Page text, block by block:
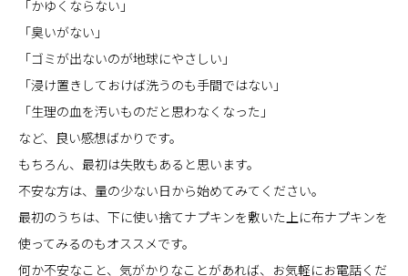
「かゆくならない」
「臭いがない」
「ゴミが出ないのが地球にやさしい」
「浸け置きしておけば洗うのも手間ではない」
「生理の血を汚いものだと思わなくなった」
など、良い感想ばかりです。
もちろん、最初は失敗もあると思います。
不安な方は、量の少ない日から始めてみてください。
最初のうちは、下に使い捨てナプキンを敷いた上に布ナプキンを
使ってみるのもオススメです。
何か不安なこと、気がかりなことがあれば、お気軽にお電話くだ